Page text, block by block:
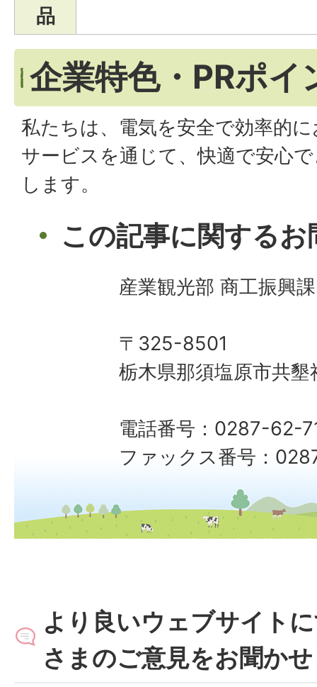
品
企業特色・PRポイ
私たちは、電気を安全で効率的
サービスを通じて、快適で安心
します。
この記事に関する
産業観光部 商工振興
〒325-8501
栃木県那須塩原市共
電話番号：0287-62-
ファックス番号：
より良いウェブサイト
さまのご意見をお聞か